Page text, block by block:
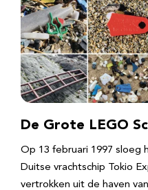
De Grote LEGO
Op 13 februari 1997
Duitse vrachtschip Tokio
vertrokken uit de haven